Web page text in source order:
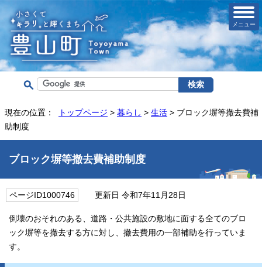
メニュー
現在の位置： トップページ > 暮らし > 生活 > ブロック塀等撤去費補
助制度
ブロック塀等撤去費補助制度
ページID1000746 更新日 令和7年11月28日
倒壊のおそれのある、道路・公共施設の敷地に面する全てのブロ
ック塀等を撤去する方に対し、撤去費用の一部補助を行っていま
す。